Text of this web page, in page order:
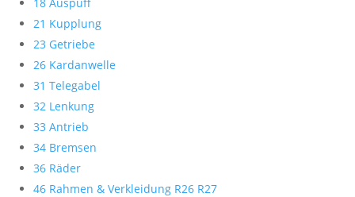
21 Kupplung
23 Getriebe
26 Kardanwelle
31 Telegabel
32 Lenkung
33 Antrieb
34 Bremsen
36 Räder
46 Rahmen & Verkleidung R26 R27